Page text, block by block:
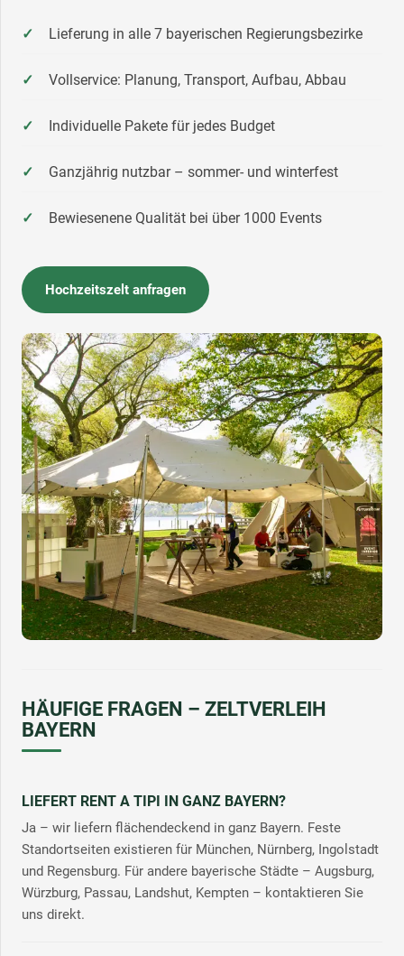
Lieferung in alle 7 bayerischen Regierungsbezirke
Vollservice: Planung, Transport, Aufbau, Abbau
Individuelle Pakete für jedes Budget
Ganzjährig nutzbar – sommer- und winterfest
Bewiesenene Qualität bei über 1000 Events
Hochzeitszelt anfragen
HÄUFIGE FRAGEN – ZELTVERLEIH
BAYERN
LIEFERT RENT A TIPI IN GANZ BAYERN?
Ja – wir liefern flächendeckend in ganz Bayern. Feste
Standortseiten existieren für München, Nürnberg, Ingolstadt
und Regensburg. Für andere bayerische Städte – Augsburg,
Würzburg, Passau, Landshut, Kempten – kontaktieren Sie
uns direkt.